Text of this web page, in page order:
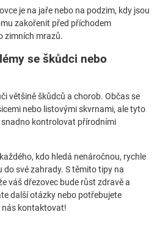
je na jaře nebo na podzim, kdy jsou
zakořenit před příchodem
zimních mrazů.
se škůdci nebo
většině škůdců a chorob. Občas se
nebo listovými skvrnami, ale tyto
snadno kontrolovat přírodními
kdo hledá nenáročnou, rychle
své zahrady. S těmito tipy na
váš dřezovec bude růst zdravě a
další otázky nebo potřebujete
nás kontaktovat!